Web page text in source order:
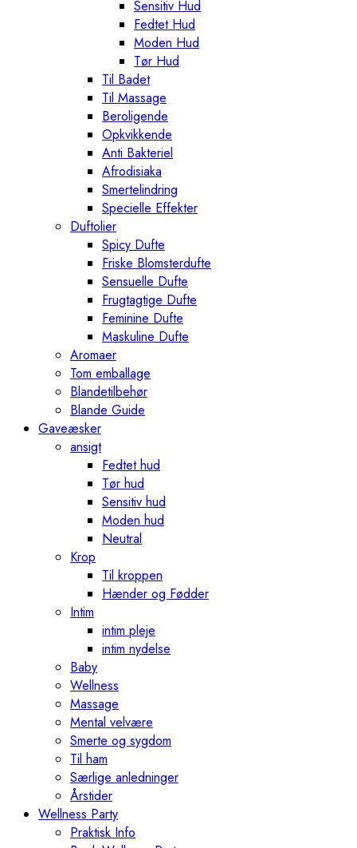
Sensitiv Hud
Fedtet Hud
Moden Hud
Tør Hud
Til Badet
Til Massage
Beroligende
Opkvikkende
Anti Bakteriel
Afrodisiaka
Smertelindring
Specielle Effekter
Duftolier
Spicy Dufte
Friske Blomsterdufte
Sensuelle Dufte
Frugtagtige Dufte
Feminine Dufte
Maskuline Dufte
Aromaer
Tom emballage
Blandetilbehør
Blande Guide
Gaveæsker
ansigt
Fedtet hud
Tør hud
Sensitiv hud
Moden hud
Neutral
Krop
Til kroppen
Hænder og Fødder
Intim
intim pleje
intim nydelse
Baby
Wellness
Massage
Mental velvære
Smerte og sygdom
Til ham
Særlige anledninger
Årstider
Wellness Party
Praktisk Info